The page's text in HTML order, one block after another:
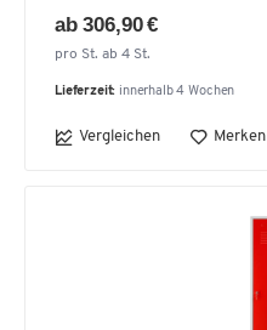
ab 306,90 €
pro St. ab 4 St.
Lieferzeit: innerhalb 4 Wochen
Vergleichen Merken